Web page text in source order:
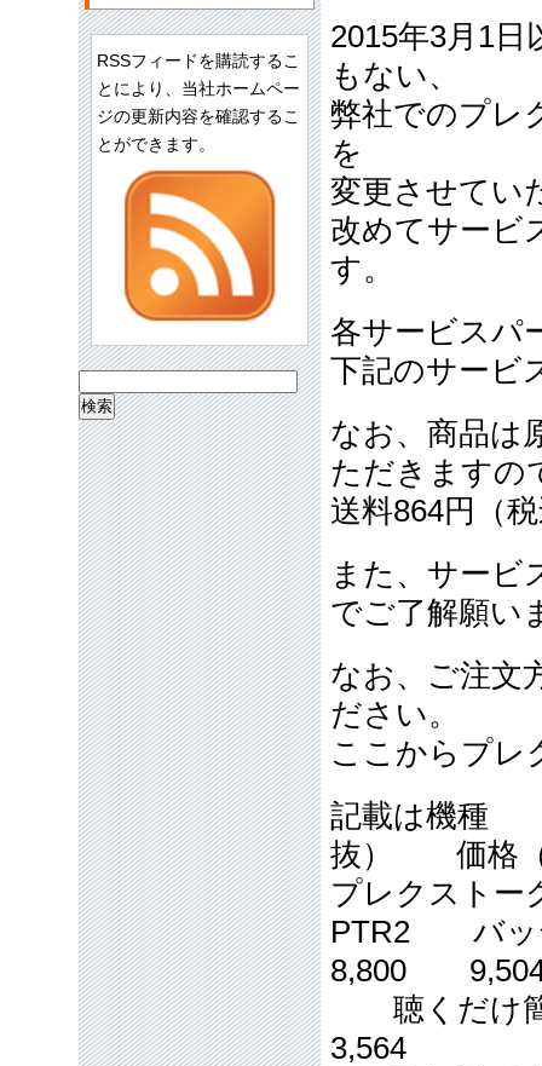
2015年3月1
もない、
弊社でのプレ
を
変更させてい
改めてサービ
す。
各サービスパ
下記のサービ
なお、商品は
ただきますの
送料864円（
また、サービ
でご了解願い
なお、ご注文
ださい。
ここからプ
記載は機
抜） 価格（
プレクストー
PTR2 バ
8,800
聴くだけ
3,564
RSSフィードを購読するこ
とにより、当社ホームペー
ジの更新内容を確認するこ
とができます。
索: